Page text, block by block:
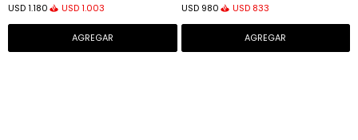
USD1.180 USD1.003 USD 980 USD 833